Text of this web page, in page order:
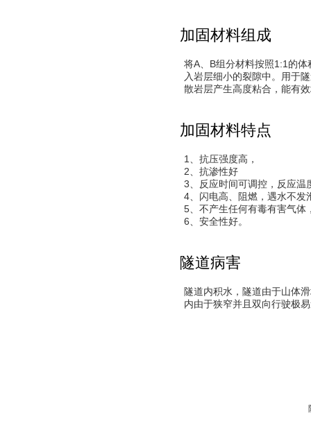
加固材料组成
将A、B组分材料按照1:1的
入岩层细小的裂隙中。用于
散岩层产生高度粘合，能有
加固材料特点
1、抗压强度高，
2、抗渗性好
3、反应时间可调控，反应温
4、闪电高、阻燃，遇水不发
5、不产生任何有毒有害气体
6、安全性好。
隧道病害
隧道内积水，隧道由于山体
内由于狭窄并且双向行驶极